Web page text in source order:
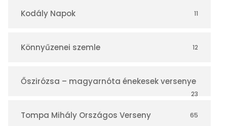
Kodály Napok 11
Könnyűzenei szemle 12
Őszirózsa – magyarnóta énekesek versenye
23
Tompa Mihály Országos Verseny 65